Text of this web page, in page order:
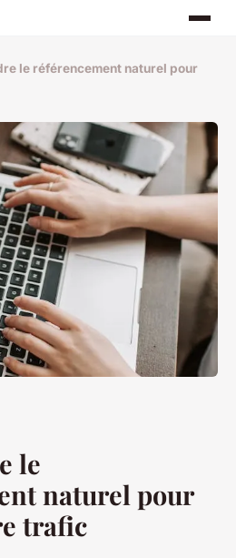
le référencement naturel pour
le
naturel pour
trafic